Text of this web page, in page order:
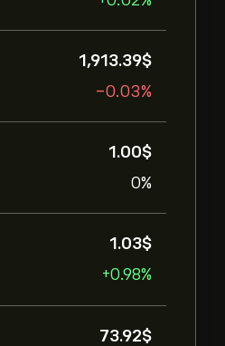
1,913.39‎$‎
-0.03%
1.00‎$‎
0%
1.03‎$‎
+0.98%
73.92‎$‎